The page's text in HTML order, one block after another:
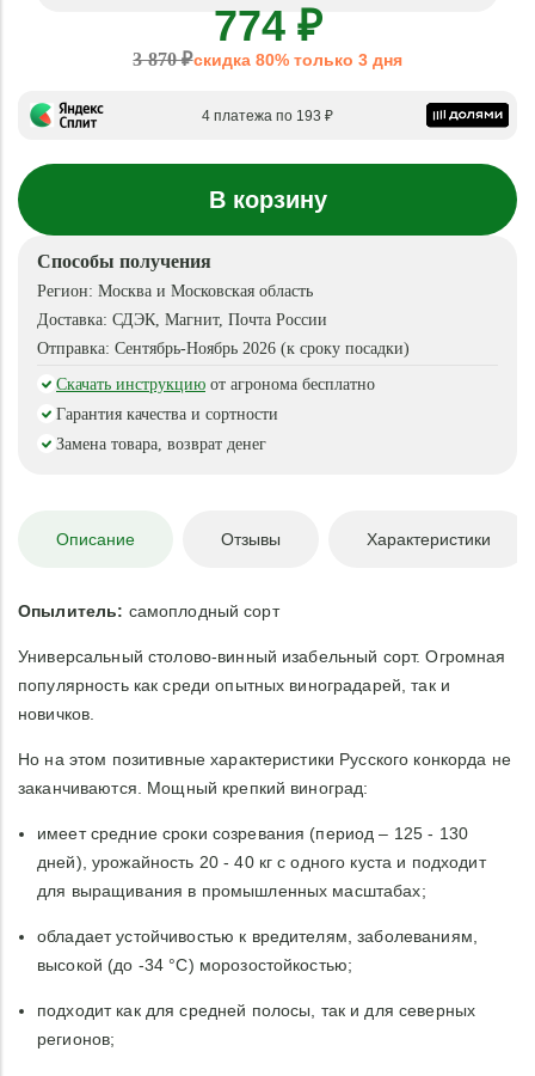
774 ₽
3 870 ₽скидка 80% только 3 дня
4 платежа по 193 ₽
В корзину
Способы получения
Регион: Москва и Московская область
Доставка: СДЭК, Магнит, Почта России
Отправка: Сентябрь-Ноябрь 2026 (к сроку посадки)
Скачать инструкцию от агронома бесплатно
Гарантия качества и сортности
Замена товара, возврат денег
Описание Отзывы Характеристики
Опылитель: самоплодный сорт
Универсальный столово-винный изабельный сорт. Огромная
популярность как среди опытных виноградарей, так и
новичков.
Но на этом позитивные характеристики Русского конкорда не
заканчиваются. Мощный крепкий виноград:
имеет средние сроки созревания (период – 125 - 130
дней), урожайность 20 - 40 кг с одного куста и подходит
для выращивания в промышленных масштабах;
обладает устойчивостью к вредителям, заболеваниям,
высокой (до -34 °С) морозостойкостью;
подходит как для средней полосы, так и для северных
регионов;